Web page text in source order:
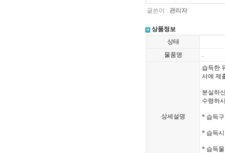
글쓴이 : 관리자
상품정보
상태
물품명
.
상세설명
습득한
서에 제
분실하
수령하
* 습득
* 습득
* 습득